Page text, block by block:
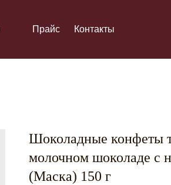
Прайс Контакты
Шоколадные конфеты
молочном шоколаде с
(Маска) 150 г